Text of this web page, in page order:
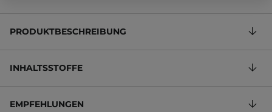
PRODUKTBESCHREIBUNG
INHALTSSTOFFE
EMPFEHLUNGEN